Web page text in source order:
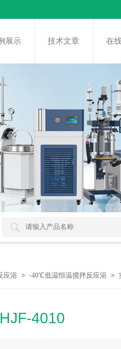
展示 技术文章 在
应浴 > -40℃低温恒温搅拌反应浴 >
4010